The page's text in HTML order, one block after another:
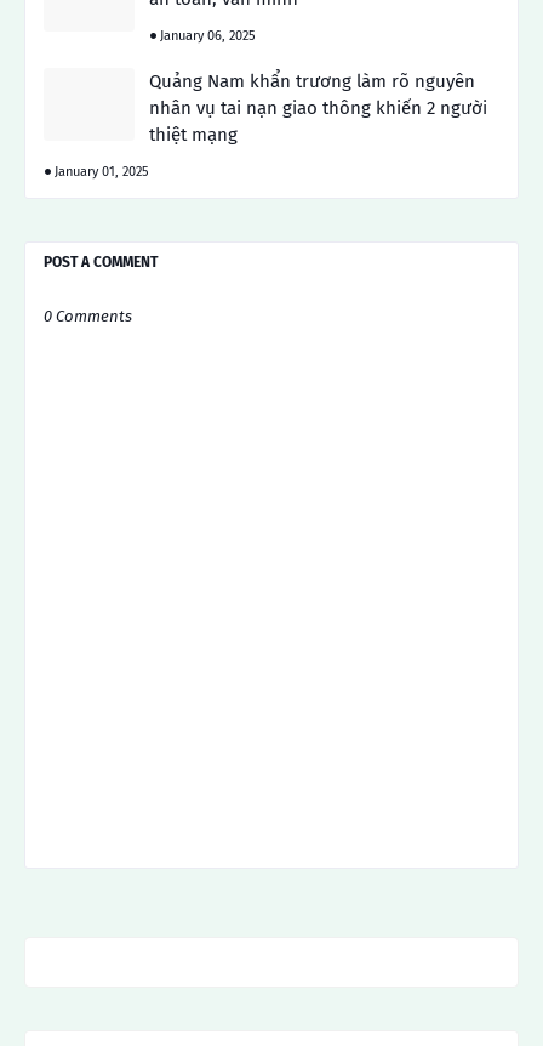
January 06, 2025
Quảng Nam khẩn trương làm rõ nguyên
nhân vụ tai nạn giao thông khiến 2 người
thiệt mạng
January 01, 2025
POST A COMMENT
0 Comments